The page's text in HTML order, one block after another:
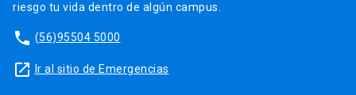
riesgo tu vida dentro de algún campus.
phone (56)95504 5000
launch Ir al sitio de Emergencias